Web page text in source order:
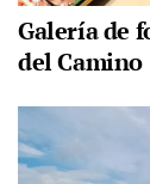
Galería de
del Camino